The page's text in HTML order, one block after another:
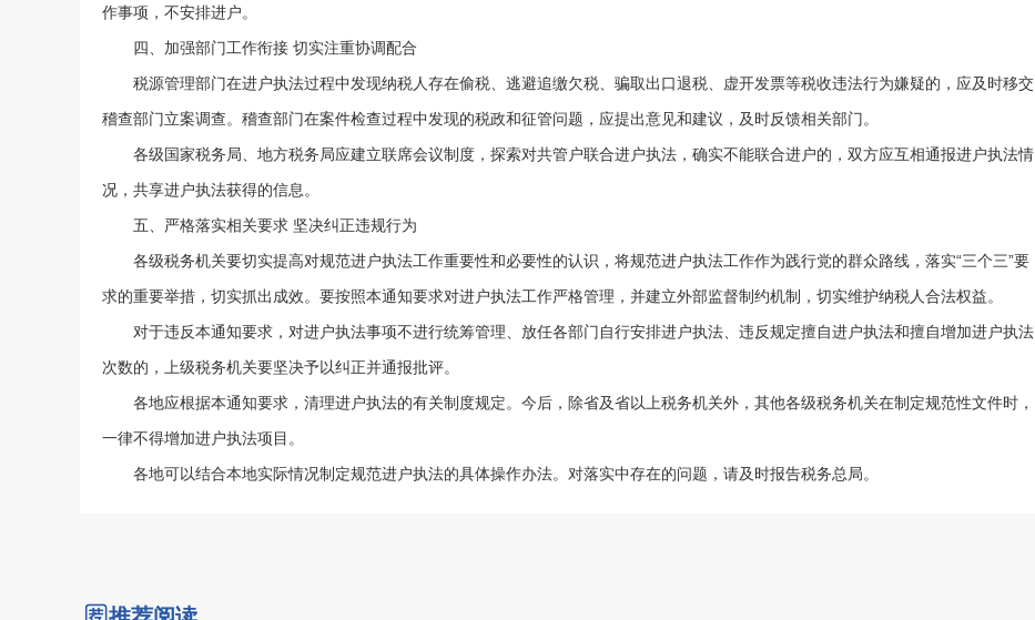
作事项，不安排进户。
四、加强部门工作衔接 切实注重协调配合
税源管理部门在进户执法过程中发现纳税人存在偷税、逃避追缴欠税、骗取出口退税、虚开发票等税收违法行为嫌疑的，应及时移交
稽查部门立案调查。稽查部门在案件检查过程中发现的税政和征管问题，应提出意见和建议，及时反馈相关部门。
各级国家税务局、地方税务局应建立联席会议制度，探索对共管户联合进户执法，确实不能联合进户的，双方应互相通报进户执法情
况，共享进户执法获得的信息。
五、严格落实相关要求 坚决纠正违规行为
各级税务机关要切实提高对规范进户执法工作重要性和必要性的认识，将规范进户执法工作作为践行党的群众路线，落实“三个三”要
求的重要举措，切实抓出成效。要按照本通知要求对进户执法工作严格管理，并建立外部监督制约机制，切实维护纳税人合法权益。
对于违反本通知要求，对进户执法事项不进行统筹管理、放任各部门自行安排进户执法、违反规定擅自进户执法和擅自增加进户执法
次数的，上级税务机关要坚决予以纠正并通报批评。
各地应根据本通知要求，清理进户执法的有关制度规定。今后，除省及省以上税务机关外，其他各级税务机关在制定规范性文件时，
一律不得增加进户执法项目。
各地可以结合本地实际情况制定规范进户执法的具体操作办法。对落实中存在的问题，请及时报告税务总局。